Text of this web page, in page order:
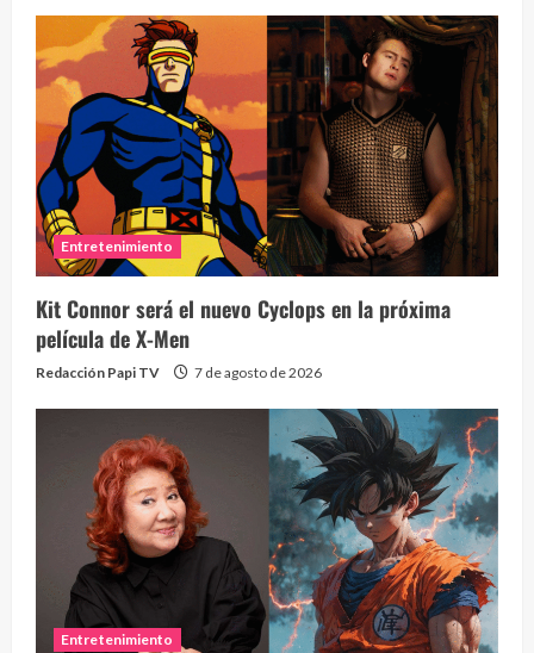
Entretenimiento
Kit Connor será el nuevo Cyclops en la próxima
película de X-Men
Redacción Papi TV 7 de agosto de 2026
Entretenimiento